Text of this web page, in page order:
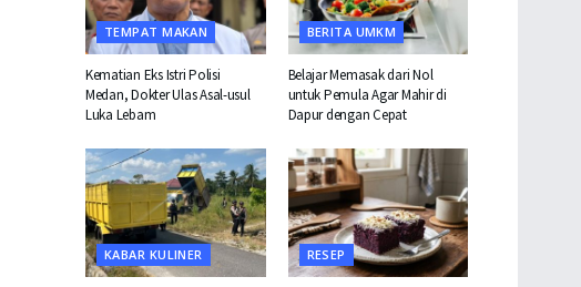
TEMPAT MAKAN
Kematian Eks Istri Polisi
Medan, Dokter Ulas Asal-usul
Luka Lebam
BERITA UMKM
Belajar Memasak dari Nol
untuk Pemula Agar Mahir di
Dapur dengan Cepat
KABAR KULINER RESEP